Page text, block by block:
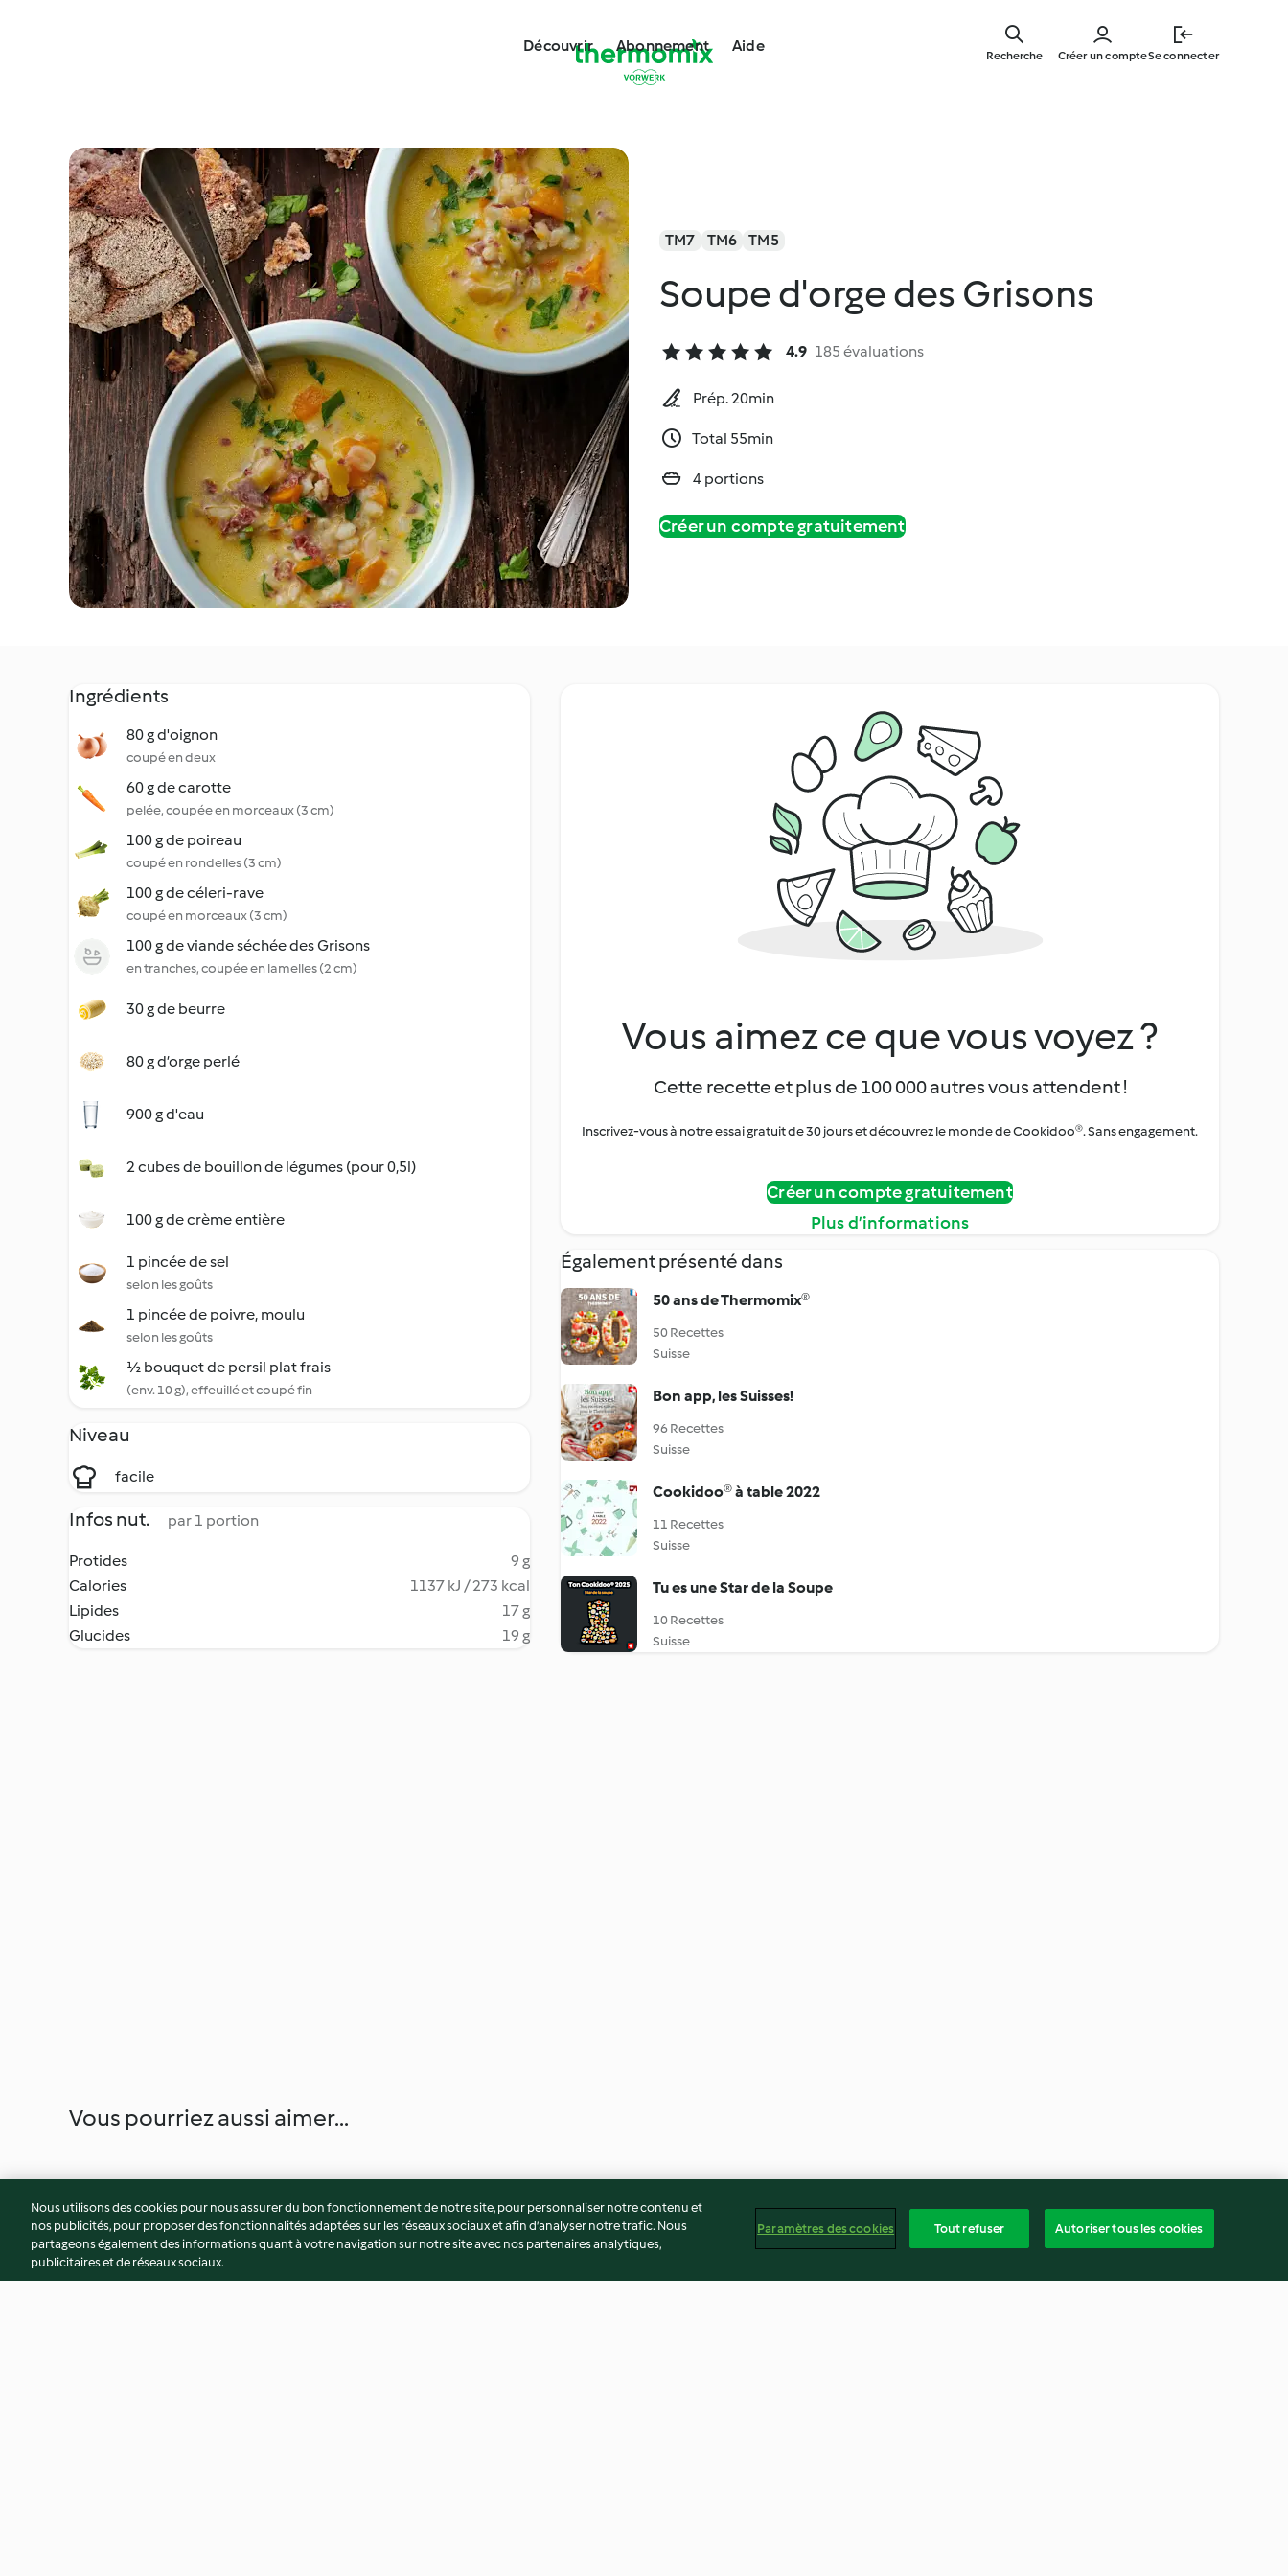
main
Découvrir Abonnement Aide
Créer un compteSe connecter
Recherche
TM7 TM6 TM5
Soupe d'orge des Grisons
4.9 185 évaluations
Prép. 20min
Total 55min
4 portions
Créer un compte gratuitement
Ingrédients
80 g d'oignon
coupé en deux
60 g de carotte
pelée, coupée en morceaux (3 cm)
100 g de poireau
coupé en rondelles (3 cm)
100 g de céleri-rave
coupé en morceaux (3 cm)
100 g de viande séchée des Grisons
en tranches, coupée en lamelles (2 cm)
30 g de beurre
80 g d’orge perlé
900 g d'eau
2 cubes de bouillon de légumes (pour 0,5l)
100 g de crème entière
1 pincée de sel
selon les goûts
1 pincée de poivre, moulu
selon les goûts
½ bouquet de persil plat frais
(env. 10 g), effeuillé et coupé fin
Niveau
facile
Infos nut. par 1 portion
Protides
9 g
Calories
1137 kJ / 273 kcal
Lipides
17 g
Glucides
19 g
Vous aimez ce que vous voyez ?
Cette recette et plus de 100 000 autres vous attendent !
Inscrivez-vous à notre essai gratuit de 30 jours et découvrez le monde de Cookidoo®. Sans engagement.
Créer un compte gratuitement
Plus d’informations
Également présenté dans
50 ans de Thermomix®
50 Recettes
Suisse
Bon app, les Suisses!
96 Recettes
Suisse
Cookidoo® à table 2022
11 Recettes
Suisse
Tu es une Star de la Soupe
10 Recettes
Suisse
Vous pourriez aussi aimer...
Nous utilisons des cookies pour nous assurer du bon fonctionnement de notre site, pour personnaliser notre contenu et
nos publicités, pour proposer des fonctionnalités adaptées sur les réseaux sociaux et afin d’analyser notre trafic. Nous
partageons également des informations quant à votre navigation sur notre site avec nos partenaires analytiques,
publicitaires et de réseaux sociaux.
Paramètres des cookies Tout refuser Autoriser tous les cookies